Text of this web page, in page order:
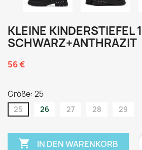
KLEINE KINDERSTIEFEL
SCHWARZ+ANTHRAZIT
56 €
Größe: 25
25 26 27 28 29
 IN DEN WARENKORB